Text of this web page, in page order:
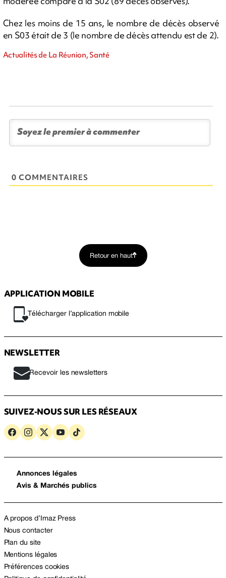
Chez les moins de 15 ans, le nombre de décès observé
en S03 était de 3 (le nombre de décès attendu est de 2).
Actualités de La Réunion, Santé
0 COMMENTAIRES
Retour en haut
APPLICATION MOBILE
Télécharger l’application mobile
NEWSLETTER
Recevoir les newsletters
SUIVEZ-NOUS SUR LES RÉSEAUX
Annonces légales
Avis & Marchés publics
A propos d’Imaz Press
Nous contacter
Plan du site
Mentions légales
Préférences cookies